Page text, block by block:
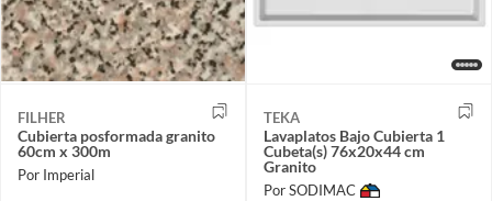
FILHER
Cubierta posformada granito
60cm x 300m
Por Imperial
TEKA
Lavaplatos Bajo Cubierta 1
Cubeta(s) 76x20x44 cm
Granito
Por SODIMAC